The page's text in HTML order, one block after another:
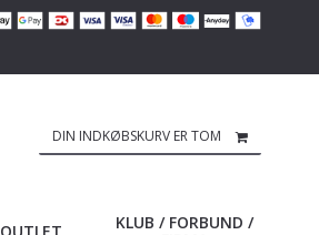
DIN INDKØBSKURV ER TOM
KLUB / FORBUND /